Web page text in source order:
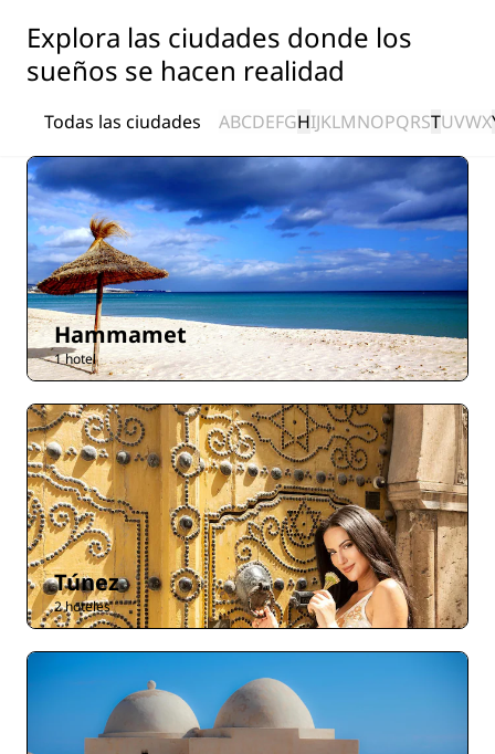
Explora las ciudades donde los
sueños se hacen realidad
Todas las ciudades ABCDEFGHIJKLMNOPQRSTUVWX
Hammamet
1 hotel
Túnez
2 hoteles